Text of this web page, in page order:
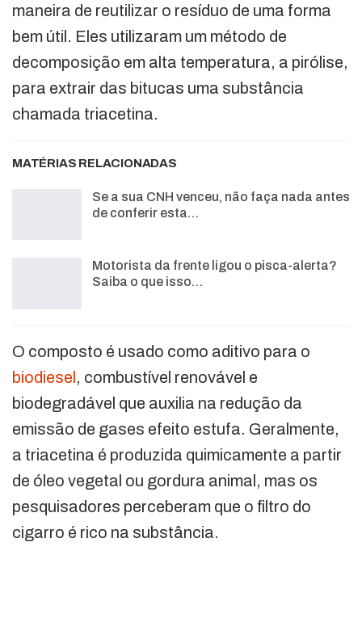
maneira de reutilizar o resíduo de uma forma
bem útil. Eles utilizaram um método de
decomposição em alta temperatura, a pirólise,
para extrair das bitucas uma substância
chamada triacetina.
MATÉRIAS RELACIONADAS
Se a sua CNH venceu, não faça nada antes
de conferir esta…
Motorista da frente ligou o pisca-alerta?
Saiba o que isso…
O composto é usado como aditivo para o
biodiesel , combustível renovável e
biodegradável que auxilia na redução da
emissão de gases efeito estufa. Geralmente,
a triacetina é produzida quimicamente a partir
de óleo vegetal ou gordura animal, mas os
pesquisadores perceberam que o filtro do
cigarro é rico na substância.